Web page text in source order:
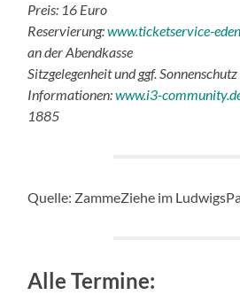
Preis: 16 Euro
Reservierung:www.ticketservice-
an der Abendkasse
Sitzgelegenheit und ggf.
Informationen:www.i3-
1885
Quelle: ZammeZiehe im
Alle Termine: